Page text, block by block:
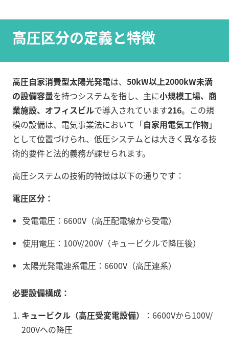
高圧区分の定義と特徴
高圧自家消費型太陽光発電は、 50kW以上2000kW未満
の設備容量を持つシステムを指し、主に小規模工場、商
業施設、オフィスビルで導入されています216。この規
模の設備は、電気事業法において「自家用電気工作物」
として位置づけられ、低圧システムとは大きく異なる技
術的要件と法的義務が課せられます。
高圧システムの技術的特徴は以下の通りです：
電圧区分：
受電電圧：6600V（高圧配電線から受電）
使用電圧：100V/200V（キュービクルで降圧後）
太陽光発電連系電圧：6600V（高圧連系）
必要設備構成：
キュービクル（高圧受変電設備）
：6600Vから100V/
200Vへの降圧